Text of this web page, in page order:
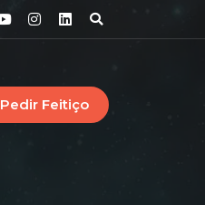
Pedir Feitiço